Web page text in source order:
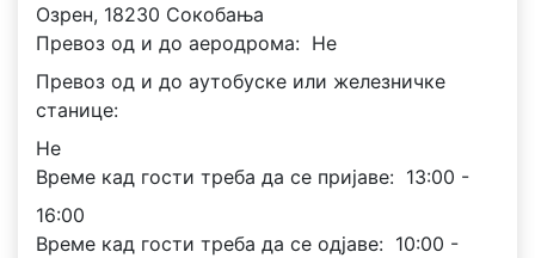
Озрен, 18230 Сокобања
Превоз од и до аеродрома: Не
Превоз од и до аутобуске или железничке
станице:
Не
Време кад гости треба да се пријаве: 13:00 -
16:00
Време кад гости треба да се одјаве: 10:00 -